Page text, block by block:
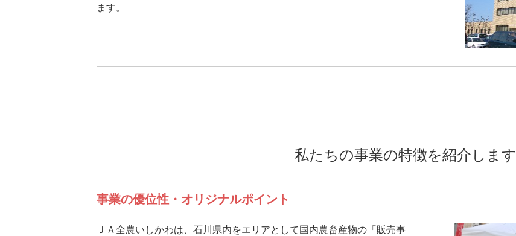
ます。
私たちの事業の特徴を紹介します
事業の優位性・オリジナルポイント
ＪＡ全農いしかわは、石川県内をエリアとして国内農畜産物の「販売事